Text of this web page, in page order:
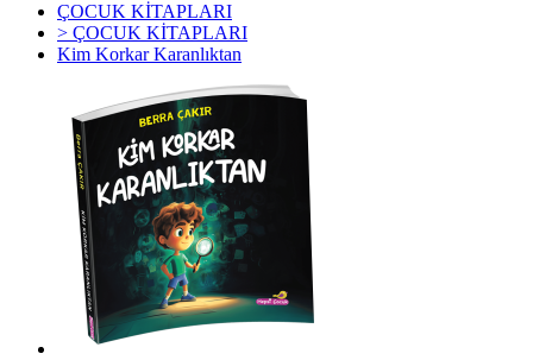
ÇOCUK KİTAPLARI
> ÇOCUK KİTAPLARI
Kim Korkar Karanlıktan